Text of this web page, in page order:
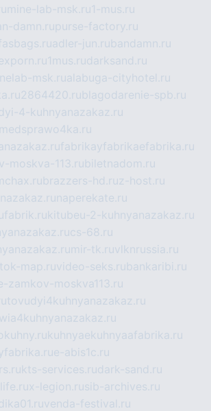
mine-lab-msk.ru1-mus.ru
damn.rupurse-factory.ru
fasbags.ruadler-jun.rubandamn.ru
1mus.rudarksand.ru
msk.rualabuga-cityhotel.ru
2864420.rublagodarenie-spb.ru
4-kuhnyanazakaz.ru
medsprawo4ka.ru
fabrikayfabrikaefabrika.ru
moskva-113.rubiletnadom.ru
brazzers-hd.ruz-host.ru
naperekate.ru
kitubeu-2-kuhnyanazakaz.ru
cs-68.ru
mir-tk.ruvlknrussia.ru
map.ruvideo-seks.rubankaribi.ru
zamkov-moskva113.ru
tovudyi4kuhnyanazakaz.ru
kuhnyaekuhnyaafabrika.ru
e-abis1c.ru
kts-services.rudark-sand.ru
x-legion.rusib-archives.ru
venda-festival.ru